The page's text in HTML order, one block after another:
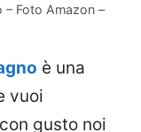
Foto Amazon –
è una
vuoi
gusto noi